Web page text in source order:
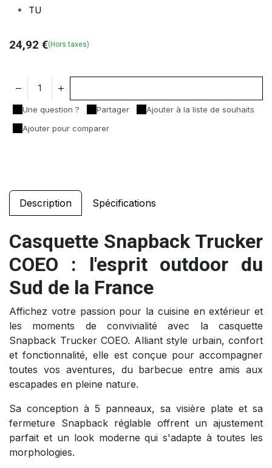
TU
24,92 €(Hors taxes)
Ajouter pour comparer
Une question ? Partager Ajouter à la liste de souhaits
Description Spécifications
Casquette Snapback Trucker
COEO : l'esprit outdoor du
Sud de la France
Affichez votre passion pour la cuisine en extérieur et
les moments de convivialité avec la casquette
Snapback Trucker COEO. Alliant style urbain, confort
et fonctionnalité, elle est conçue pour accompagner
toutes vos aventures, du barbecue entre amis aux
escapades en pleine nature.
Sa conception à 5 panneaux, sa visière plate et sa
fermeture Snapback réglable offrent un ajustement
parfait et un look moderne qui s'adapte à toutes les
morphologies.